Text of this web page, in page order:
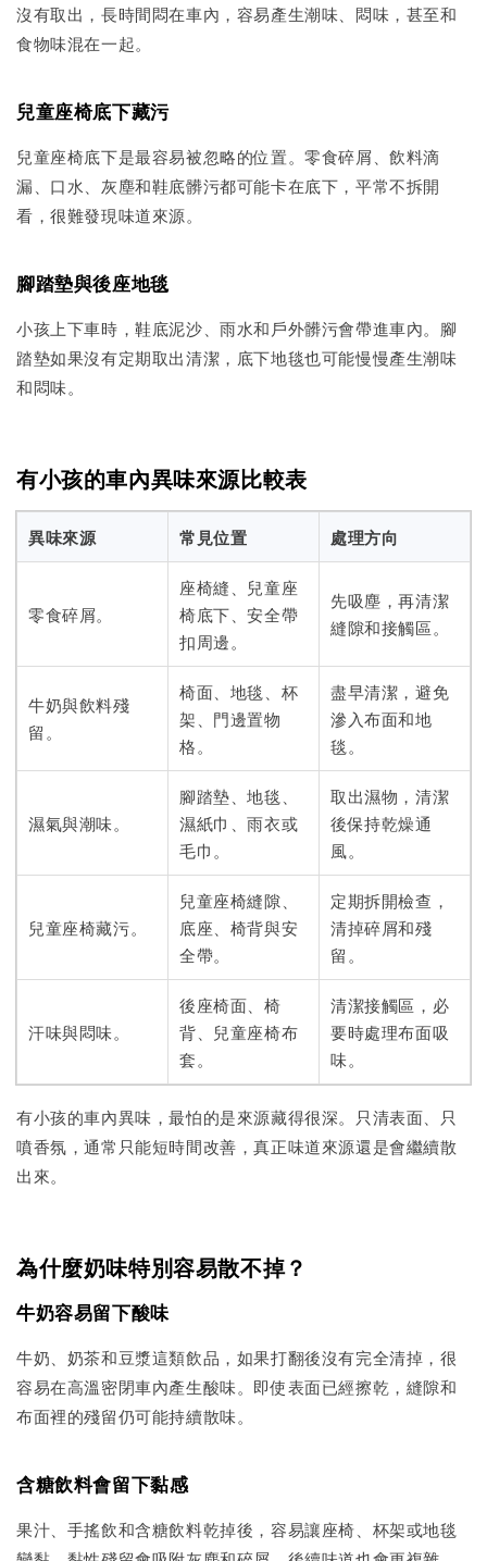
沒有取出，長時間悶在車內，容易產生潮味、悶味，甚至和
食物味混在一起。
兒童座椅底下藏污
兒童座椅底下是最容易被忽略的位置。零食碎屑、飲料滴
漏、口水、灰塵和鞋底髒污都可能卡在底下，平常不拆開
看，很難發現味道來源。
腳踏墊與後座地毯
小孩上下車時，鞋底泥沙、雨水和戶外髒污會帶進車內。腳
踏墊如果沒有定期取出清潔，底下地毯也可能慢慢產生潮味
和悶味。
有小孩的車內異味來源比較表
異味來源 常見位置 處理方向
零食碎屑。
座椅縫、兒童座
椅底下、安全帶
扣周邊。
先吸塵，再清潔
縫隙和接觸區。
牛奶與飲料殘
留。
椅面、地毯、杯
架、門邊置物
格。
盡早清潔，避免
滲入布面和地
毯。
濕氣與潮味。
腳踏墊、地毯、
濕紙巾、雨衣或
毛巾。
取出濕物，清潔
後保持乾燥通
風。
兒童座椅藏污。
兒童座椅縫隙、
底座、椅背與安
全帶。
定期拆開檢查，
清掉碎屑和殘
留。
汗味與悶味。
後座椅面、椅
背、兒童座椅布
套。
清潔接觸區，必
要時處理布面吸
味。
有小孩的車內異味，最怕的是來源藏得很深。只清表面、只
噴香氛，通常只能短時間改善，真正味道來源還是會繼續散
出來。
為什麼奶味特別容易散不掉？
牛奶容易留下酸味
牛奶、奶茶和豆漿這類飲品，如果打翻後沒有完全清掉，很
容易在高溫密閉車內產生酸味。即使表面已經擦乾，縫隙和
布面裡的殘留仍可能持續散味。
含糖飲料會留下黏感
果汁、手搖飲和含糖飲料乾掉後，容易讓座椅、杯架或地毯